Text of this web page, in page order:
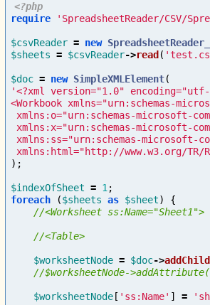
<?php
require
'SpreadsheetReader/CSV/
$csvReader = new
$sheets = $csvReader->read (
$doc = new SimpleXMLElement(
'<?xml version="1.0" encoding="utf-
<Workbook xmlns="urn:schemas-
xmlns:o="urn:schemas-microsoft-
xmlns:x="urn:schemas-microsoft-
xmlns:ss="urn:schemas-microsoft-
xmlns:html="http://www.w3.org/TR/
);
$indexOfSheet = 1;
foreach
($sheets as $sheet)
{
$worksheetNode = $doc->addChild
$worksheetNode [ 'ss:Name' ] =